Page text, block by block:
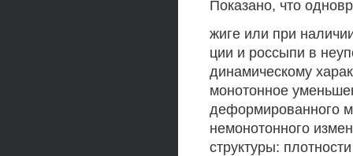
Показано, что
жиге или при
ции и россыпи в
динамическому
монотонное
деформированного
немонотонного
структуры: